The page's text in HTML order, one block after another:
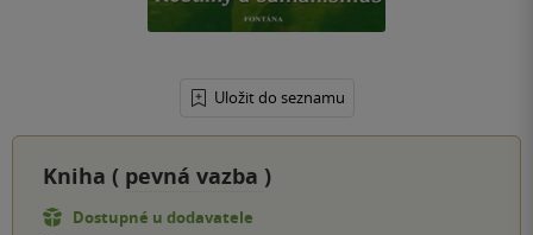
Uložit do seznamu
Kniha ( pevná vazba )
Dostupné u dodavatele